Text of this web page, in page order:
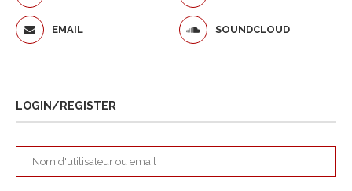
EMAIL SOUNDCLOUD
LOGIN/REGISTER